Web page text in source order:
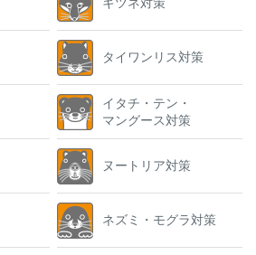
キツネ対策
タイワンリス対策
イタチ・テン・
マングース対策
ヌートリア対策
ネズミ・モグラ対策